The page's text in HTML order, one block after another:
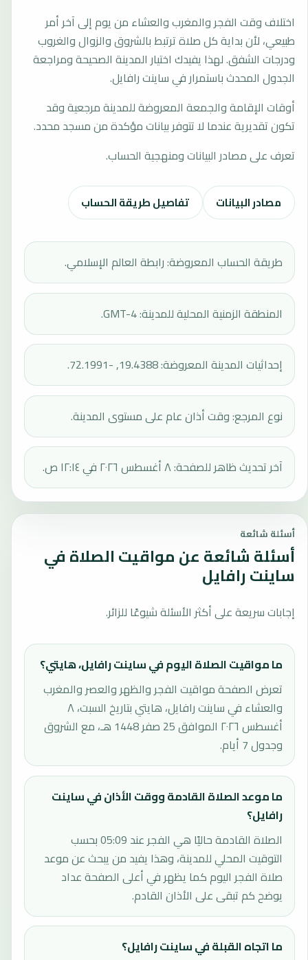
اختلاف وقت الفجر والمغرب والعشاء من يوم إلى آخر أمر
طبيعي، لأن بداية كل صلاة ترتبط بالشروق والزوال والغروب
ودرجات الشفق. لهذا يفيدك اختيار المدينة الصحيحة ومراجعة
الجدول المحدث باستمرار في ساينت رافايل.
أوقات الإقامة والجمعة المعروضة للمدينة مرجعية وقد
تكون تقديرية عندما لا تتوفر بيانات مؤكدة من مسجد محدد.
تعرف على مصادر البيانات ومنهجية الحساب.
مصادر البيانات تفاصيل طريقة الحساب
طريقة الحساب المعروضة: رابطة العالم الإسلامي.
المنطقة الزمنية المحلية للمدينة: GMT-4.
إحداثيات المدينة المعروضة: 19.4388, -72.1991.
نوع المرجع: وقت أذان عام على مستوى المدينة.
آخر تحديث ظاهر للصفحة: ٨ أغسطس ٢٠٢٦ في ١٢:١٤ ص.
أسئلة شائعة
أسئلة شائعة عن مواقيت الصلاة في
ساينت رافايل
إجابات سريعة على أكثر الأسئلة شيوعًا للزائر.
ما مواقيت الصلاة اليوم في ساينت رافايل، هايتي؟
تعرض الصفحة مواقيت الفجر والظهر والعصر والمغرب
والعشاء في ساينت رافايل، هايتي بتاريخ السبت، ٨
أغسطس ٢٠٢٦ الموافق 25 صفر 1448 هـ، مع الشروق
وجدول 7 أيام.
ما موعد الصلاة القادمة ووقت الأذان في ساينت
رافايل؟
الصلاة القادمة حاليًا هي الفجر عند 05:09 بحسب
التوقيت المحلي للمدينة، وهذا يفيد من يبحث عن موعد
صلاة الفجر اليوم كما يظهر في أعلى الصفحة عداد
يوضح كم تبقى على الأذان القادم.
ما اتجاه القبلة في ساينت رافايل؟